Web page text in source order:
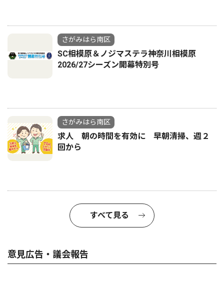
さがみはら南区
SC相模原＆ノジマステラ神奈川相模原
2026/27シーズン開幕特別号
さがみはら南区
求人 朝の時間を有効に 早朝清掃、週２
回から
すべて見る
意見広告・議会報告